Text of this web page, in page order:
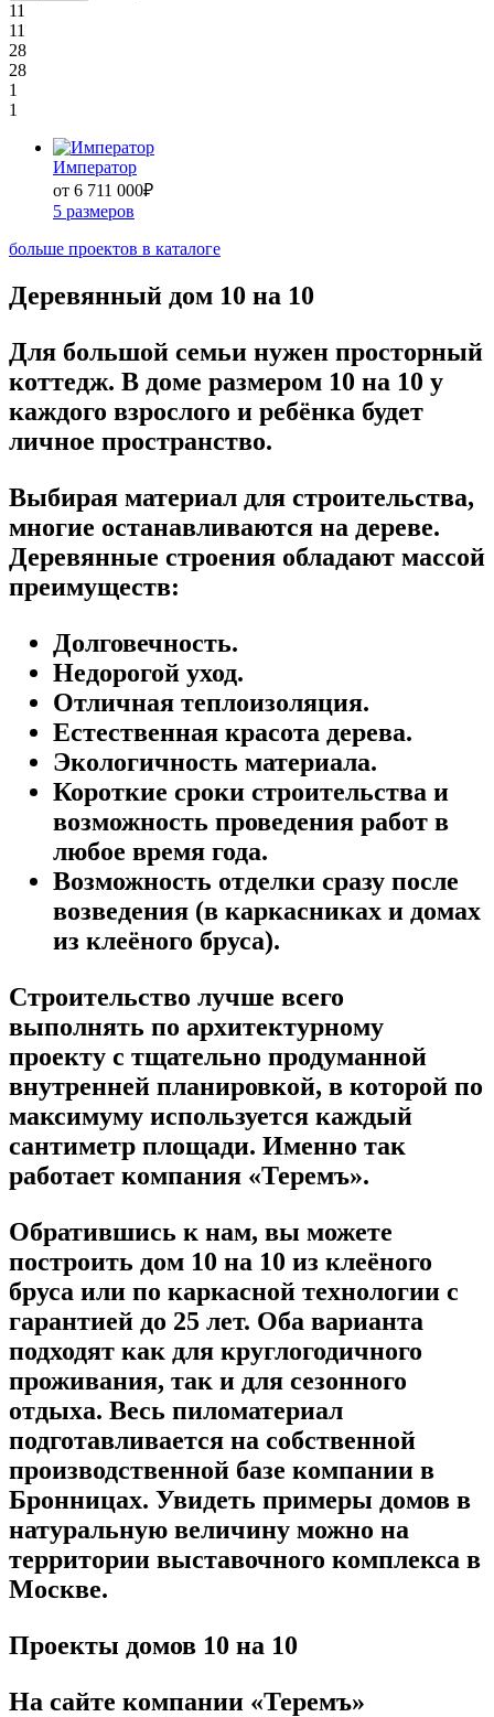
11
11
28
28
1
1
Император
от 6 711 000₽
5 размеров
больше проектов в каталоге
Деревянный дом 10 на 10
Для большой семьи нужен просторный
коттедж. В доме размером 10 на 10 у
каждого взрослого и ребёнка будет
личное пространство.
Выбирая материал для строительства,
многие останавливаются на дереве.
Деревянные строения обладают массой
преимуществ:
Долговечность.
Недорогой уход.
Отличная теплоизоляция.
Естественная красота дерева.
Экологичность материала.
Короткие сроки строительства и
возможность проведения работ в
любое время года.
Возможность отделки сразу после
возведения (в каркасниках и домах
из клеёного бруса).
Строительство лучше всего
выполнять по архитектурному
проекту с тщательно продуманной
внутренней планировкой, в которой по
максимуму используется каждый
сантиметр площади. Именно так
работает компания «Теремъ».
Обратившись к нам, вы можете
построить дом 10 на 10 из клеёного
бруса или по каркасной технологии с
гарантией до 25 лет. Оба варианта
подходят как для круглогодичного
проживания, так и для сезонного
отдыха. Весь пиломатериал
подготавливается на собственной
производственной базе компании в
Бронницах. Увидеть примеры домов в
натуральную величину можно на
территории выставочного комплекса в
Москве.
Проекты домов 10 на 10
На сайте компании «Теремъ»